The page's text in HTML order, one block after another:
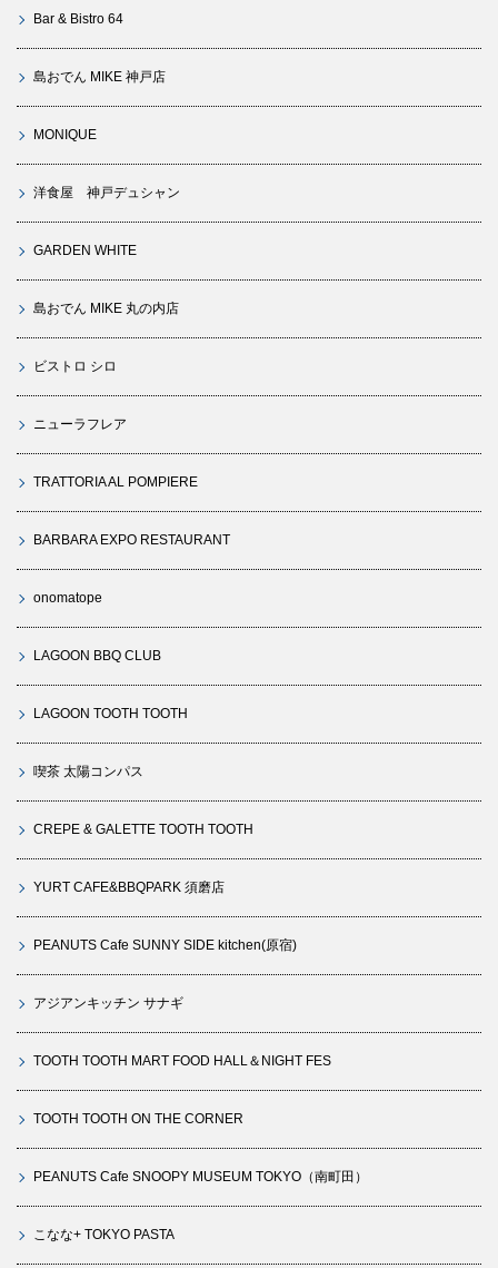
Bar & Bistro 64
島おでん MIKE 神戸店
MONIQUE
洋食屋 神戸デュシャン
GARDEN WHITE
島おでん MIKE 丸の内店
ビストロ シロ
ニューラフレア
TRATTORIA AL POMPIERE
BARBARA EXPO RESTAURANT
onomatope
LAGOON BBQ CLUB
LAGOON TOOTH TOOTH
喫茶 太陽コンパス
CREPE & GALETTE TOOTH TOOTH
YURT CAFE&BBQPARK 須磨店
PEANUTS Cafe SUNNY SIDE kitchen(原宿)
アジアンキッチン サナギ
TOOTH TOOTH MART FOOD HALL＆NIGHT FES
TOOTH TOOTH ON THE CORNER
PEANUTS Cafe SNOOPY MUSEUM TOKYO（南町田）
こなな+ TOKYO PASTA